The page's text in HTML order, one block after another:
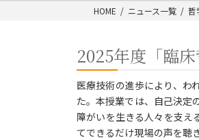
HOME ニュース一覧 哲
2025年度「臨
医療技術の進歩により、わ
た。本授業では、自己決定
障がいを生きる人々を支え
てできるだけ現場の声を聴